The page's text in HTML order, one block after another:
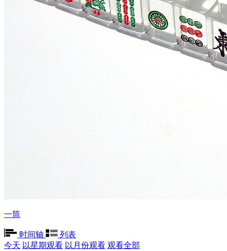
一筒
时间轴
列表
今天 以星期观看 以月份观看 观看全部